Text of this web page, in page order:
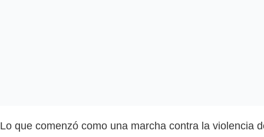
Lo que comenzó como una marcha contra la violencia